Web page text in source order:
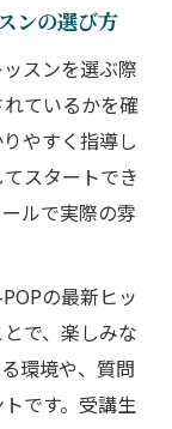
ンの選び方
スレッスン
る高校生
のコツ
伸ばすポイ
ンの選び方
スンを選ぶ際
ているかを確
やすく指導し
スタートでき
ルで実際の雰
の最新ヒッ
で、楽しみな
環境や、質問
です。受講生